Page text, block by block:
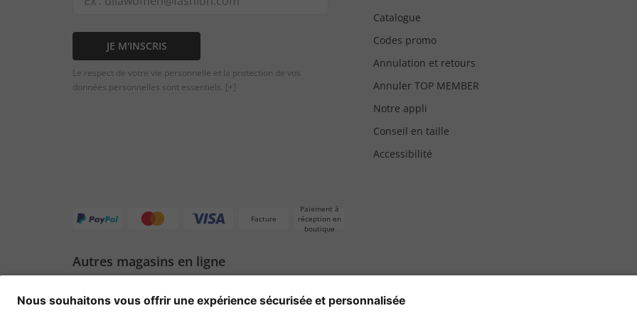
JE M'INSCRIS
Le respect de votre vie personnelle et la protection de vos
données personnelles sont essentiels. [+]
Catalogue
Codes promo
Annulation et retours
Annuler TOP MEMBER
Notre appli
Conseil en taille
Accessibilité
Facture
Paiement à
réception en
boutique
Autres magasins en ligne